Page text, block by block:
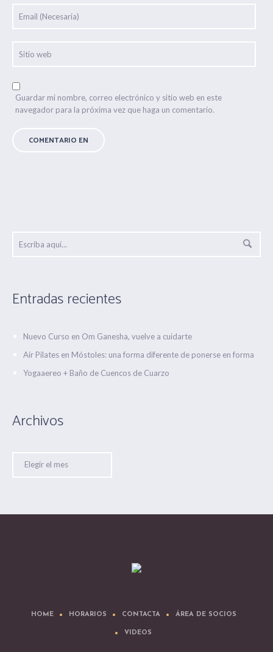
Guardar mi nombre, correo electrónico y sitio web en este
navegador para la próxima vez que haga un comentario.
Entradas recientes
Nuevo Curso en Om Ganesha, vuelve a cuidarte
Air Pilates en Móstoles: una forma diferente de ponerse en forma
Yogaaereo + Baño de Cuencos de Cuarzo
Archivos
HOME HORARIOS CONTACTA ÁREA DE SOCIOS
VIDEOS